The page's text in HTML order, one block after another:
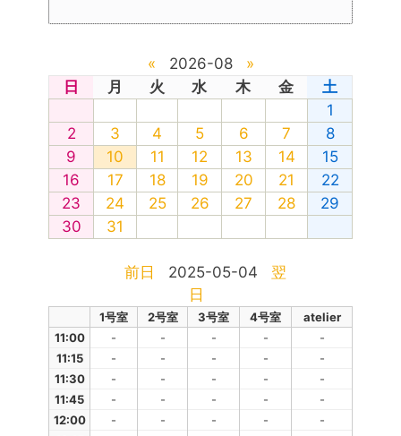
« 2026-08
»
日
月 火 水 木 金
土
1
2
3 4 5 6 7
8
9
10 11 12 13 14
15
16
17 18 19 20 21
22
23
24 25 26 27 28
29
30
31
前日 2025-05-04
翌
日
1号室 2号室 3号室 4号室
atelier
11:00
- - - -
-
11:15
- - - -
-
11:30
- - - -
-
11:45
- - - -
-
12:00
- - - -
-